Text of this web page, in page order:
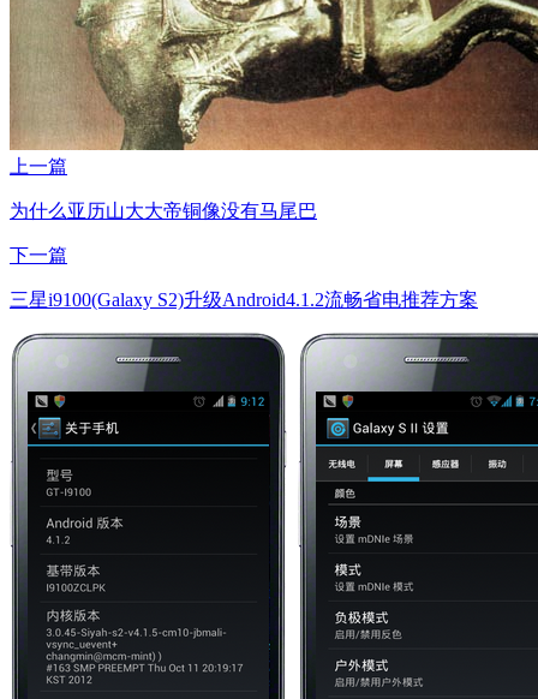
上一篇
为什么亚历山大大帝铜像没有马尾巴
下一篇
三星i9100(Galaxy S2)升级Android4.1.2流畅省电推荐方案